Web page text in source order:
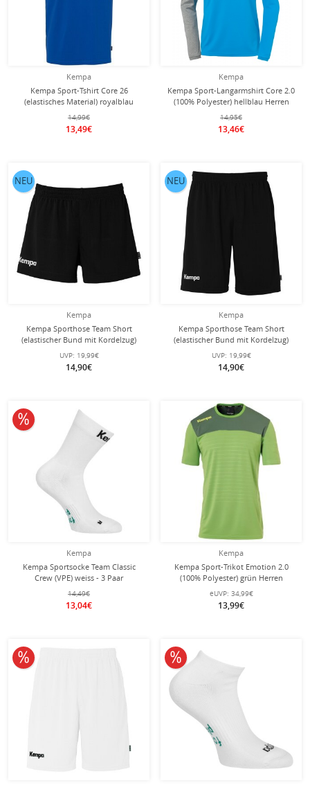
Kempa
Kempa Sport-Tshirt Core 26
(elastisches Material) royalblau
Herren
14,99€
13,49€
Kempa
Kempa Sport-Langarmshirt Core 2.0
(100% Polyester) hellblau Herren
14,95€
13,46€
Kempa
Kempa Sporthose Team Short
(elastischer Bund mit Kordelzug)
kurz schwarz Damen
UVP: 19,99€
14,90€
NEU
Kempa
Kempa Sporthose Team Short
(elastischer Bund mit Kordelzug)
kurz schwarz Herren
UVP: 19,99€
14,90€
NEU
Kempa
Kempa Sportsocke Team Classic
Crew (VPE) weiss - 3 Paar
14,49€
13,04€
10% reduziert
Kempa
Kempa Sport-Trikot Emotion 2.0
(100% Polyester) grün Herren
eUVP: 34,99€
13,99€
10% reduziert 10% reduziert